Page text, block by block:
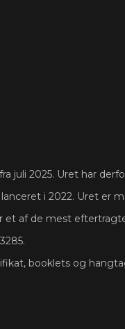
juli 2025. Uret har
i 2022. Uret
af de mest
booklets og